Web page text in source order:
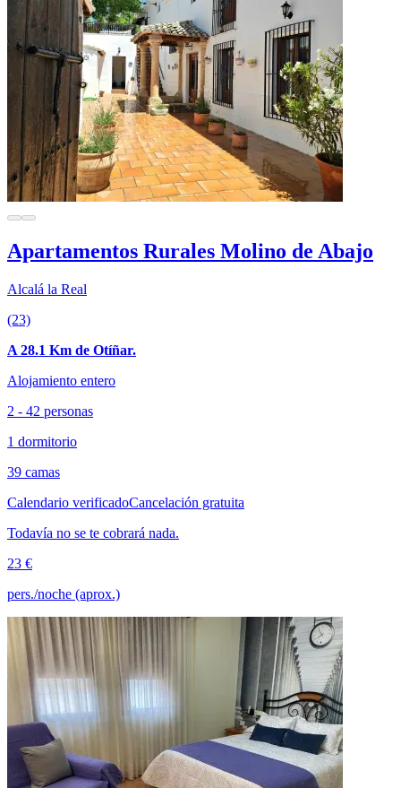
Apartamentos Rurales Molino de Abajo
Alcalá la Real
(23)
A 28.1 Km de Otíñar.
Alojamiento entero
2 - 42 personas
1 dormitorio
39 camas
Calendario verificadoCancelación gratuita
Todavía no se te cobrará nada.
23 €
pers./noche (aprox.)